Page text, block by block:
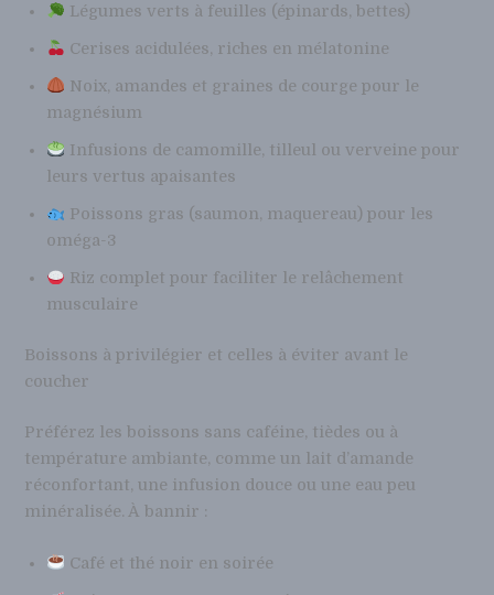
Légumes verts à feuilles (épinards, bettes)
Cerises acidulées, riches en mélatonine
Noix, amandes et graines de courge pour le
magnésium
Infusions de camomille, tilleul ou verveine pour
leurs vertus apaisantes
Poissons gras (saumon, maquereau) pour les
oméga-3
Riz complet pour faciliter le relâchement
musculaire
Boissons à privilégier et celles à éviter avant le
coucher
Préférez les boissons sans caféine, tièdes ou à
température ambiante, comme un lait d’amande
réconfortant, une infusion douce ou une eau peu
minéralisée. À bannir :
Café et thé noir en soirée